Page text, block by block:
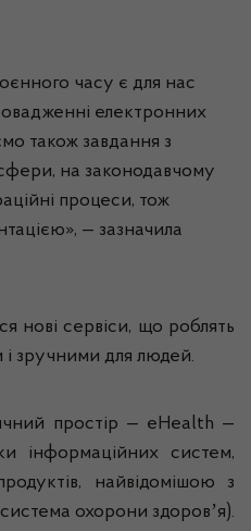
часу є для нас
електронних
також завдання з
на законодавчому
процеси, тож
— зазначила
нові сервіси, що роблять
і зручними для людей.
простір — eHealth —
інформаційних систем,
найвідомішою з
охорони здоровʼя).